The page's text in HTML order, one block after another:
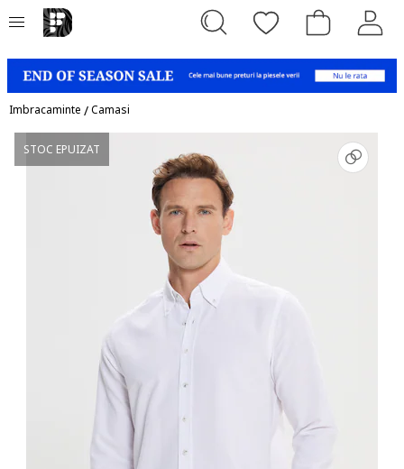
Imbracaminte /Camasi
STOC EPUIZAT